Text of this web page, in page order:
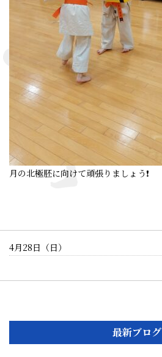
月の北極胚に向けて頑張りましょう❗
4月28日（日）
最新ブログ